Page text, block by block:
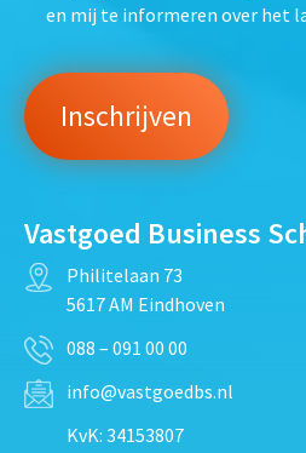
en mij te informeren over het
Vastgoed Business
Philitelaan 73
5617 AM Eindhoven
088 – 091 00 00
info@vastgoedbs.nl
KvK: 34153807